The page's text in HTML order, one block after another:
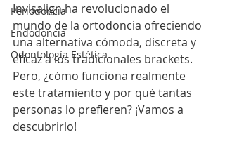
Periodoncia
Endodoncia
Odontología Estética
Invisalign ha revolucionado el
mundo de la ortodoncia ofreciendo
una alternativa cómoda, discreta y
eficaz a los tradicionales brackets.
Pero, ¿cómo funciona realmente
este tratamiento y por qué tantas
personas lo prefieren? ¡Vamos a
descubrirlo!